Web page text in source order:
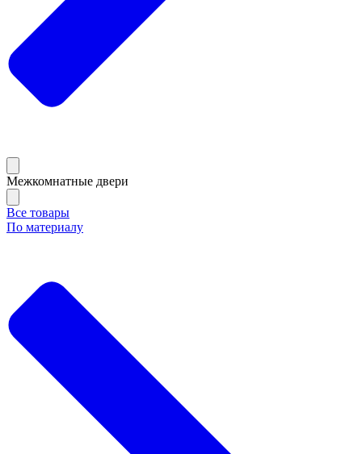
Межкомнатные двери
Все товары
По материалу